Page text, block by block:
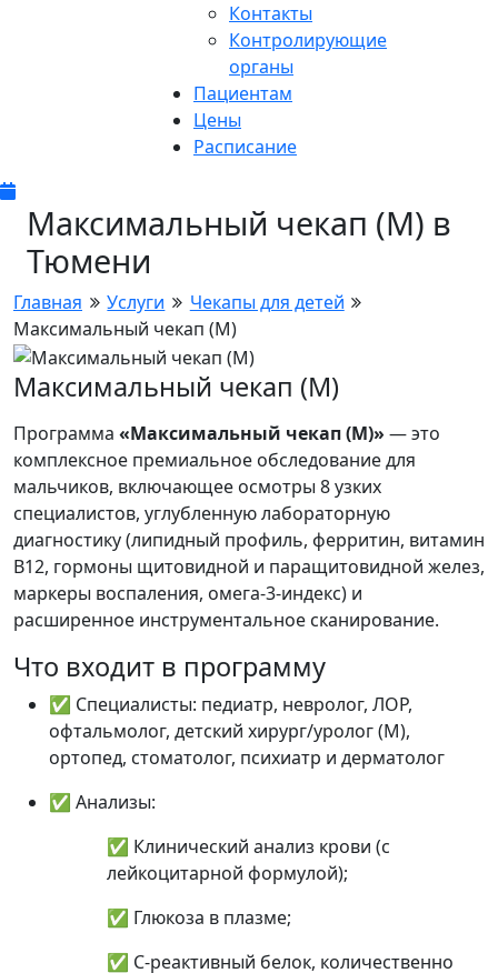
Контакты
Контролирующие
органы
Пациентам
Цены
Расписание
Максимальный чекап (М) в
Тюмени
Главная Услуги
Чекапы для детей
Максимальный чекап (М)
Максимальный чекап (М)
Программа «Максимальный чекап (М)» — это
комплексное премиальное обследование для
мальчиков, включающее осмотры 8 узких
специалистов, углубленную лабораторную
диагностику (липидный профиль, ферритин, витамин
B12, гормоны щитовидной и паращитовидной желез,
маркеры воспаления, омега-3-индекс) и
расширенное инструментальное сканирование.
Что входит в программу
✅ Специалисты: педиатр, невролог, ЛОР,
офтальмолог, детский хирург/уролог (М),
ортопед, стоматолог, психиатр и дерматолог
✅ Анализы:
✅ Клинический анализ крови (с
лейкоцитарной формулой);
✅ Глюкоза в плазме;
✅ С-реактивный белок, количественно